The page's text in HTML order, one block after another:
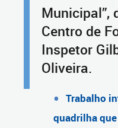
Municipal”,
Centro de
Inspetor
Oliveira.
Trabalho
quadrilha